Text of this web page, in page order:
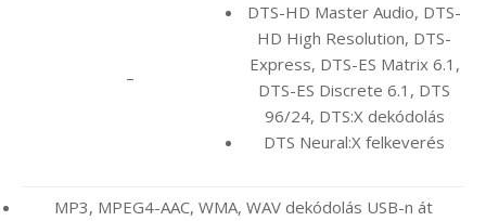
–
DTS-HD Master Audio, DTS-
HD High Resolution, DTS-
Express, DTS-ES Matrix 6.1,
DTS-ES Discrete 6.1, DTS
96/24, DTS:X dekódolás
DTS Neural:X felkeverés
MP3, MPEG4-AAC, WMA, WAV dekódolás USB-n át